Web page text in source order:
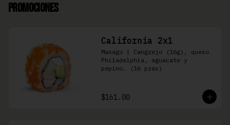
Promociones
California 2x1
Masago | Cangrejo (16g), queso
Philadelphia, aguacate y
pepino. (16 pzas)
$161.00